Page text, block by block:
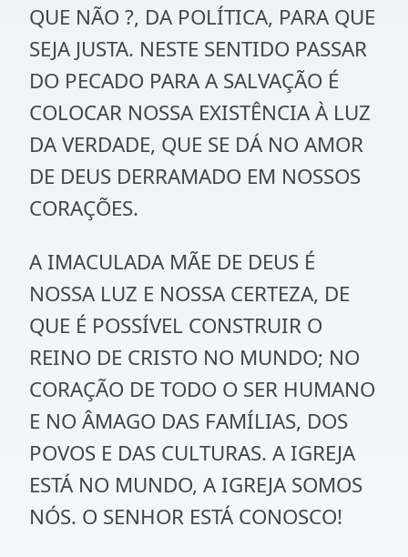
QUE NÃO ?, DA POLÍTICA, PARA QUE
SEJA JUSTA. NESTE SENTIDO PASSAR
DO PECADO PARA A SALVAÇÃO É
COLOCAR NOSSA EXISTÊNCIA À LUZ
DA VERDADE, QUE SE DÁ NO AMOR
DE DEUS DERRAMADO EM NOSSOS
CORAÇÕES.
A IMACULADA MÃE DE DEUS É
NOSSA LUZ E NOSSA CERTEZA, DE
QUE É POSSÍVEL CONSTRUIR O
REINO DE CRISTO NO MUNDO; NO
CORAÇÃO DE TODO O SER HUMANO
E NO ÂMAGO DAS FAMÍLIAS, DOS
POVOS E DAS CULTURAS. A IGREJA
ESTÁ NO MUNDO, A IGREJA SOMOS
NÓS. O SENHOR ESTÁ CONOSCO!